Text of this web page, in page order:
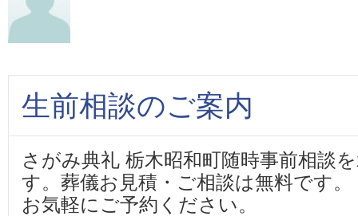
生前相談のご案内
さがみ典礼 栃木昭和町随時事前相談
す。葬儀お見積・ご相談は無料です。
お気軽にご予約ください。